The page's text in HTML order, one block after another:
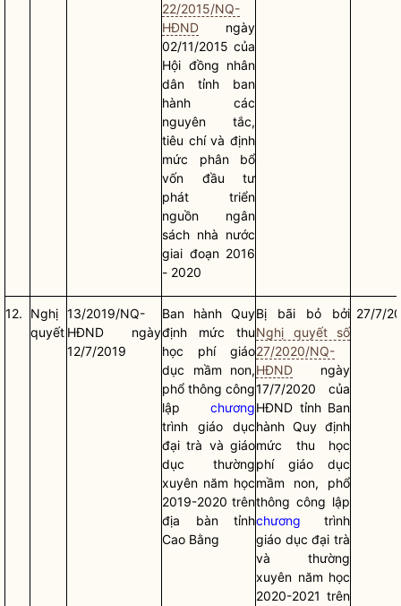
22/2015/NQ-
HĐND ngày
02/11/2015 của
Hội đồng nhân
dân tỉnh ban
hành các
nguyên tắc,
tiêu chí và định
mức phân bổ
vốn đầu tư
phát triển
nguồn ngân
sách nhà nước
giai đoạn 2016
- 2020
12.
Nghị
quyết
13/2019/NQ-
HĐND ngày
12/7/2019
Ban hành Quy
định mức thu
học phí giáo
dục mầm non,
phổ thông công
lập chương
trình giáo dục
đại trà và giáo
dục thường
xuyên năm học
2019-2020 trên
địa bàntỉnh
Cao Bằng
Bị bãi bỏ bởi
Nghị quyết số
27/2020/NQ-
HĐND ngày
17/7/2020 của
HĐND tỉnh Ban
hành Quy định
mức thu học
phí giáo dục
mầm non, phổ
thông công lập
chương trình
giáo dục đại trà
và thường
xuyên năm học
2020-2021 trên
27/7/